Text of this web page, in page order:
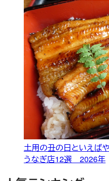
土用の丑の日といえば
うなぎ店12選 2026年